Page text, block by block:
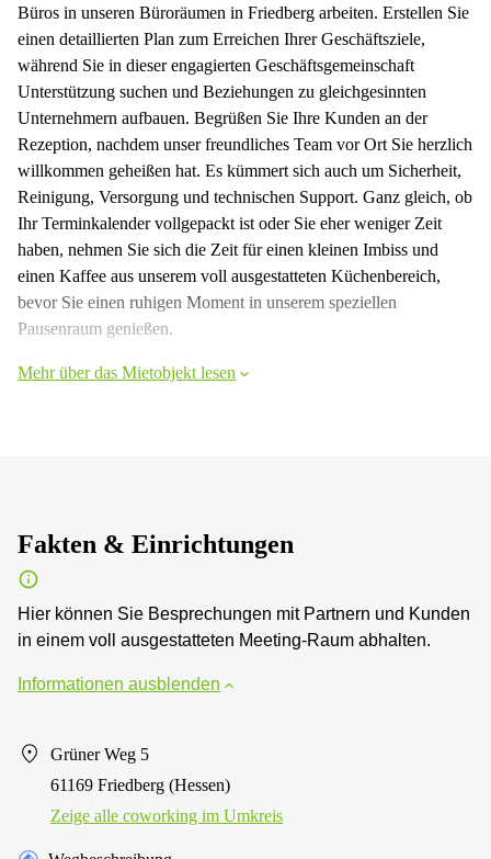
Büros in unseren Büroräumen in Friedberg arbeiten. Erstellen Sie
einen detaillierten Plan zum Erreichen Ihrer Geschäftsziele,
während Sie in dieser engagierten Geschäftsgemeinschaft
Unterstützung suchen und Beziehungen zu gleichgesinnten
Unternehmern aufbauen. Begrüßen Sie Ihre Kunden an der
Rezeption, nachdem unser freundliches Team vor Ort Sie herzlich
willkommen geheißen hat. Es kümmert sich auch um Sicherheit,
Reinigung, Versorgung und technischen Support. Ganz gleich, ob
Ihr Terminkalender vollgepackt ist oder Sie eher weniger Zeit
haben, nehmen Sie sich die Zeit für einen kleinen Imbiss und
einen Kaffee aus unserem voll ausgestatteten Küchenbereich,
bevor Sie einen ruhigen Moment in unserem speziellen
Pausenraum genießen.
Mehr über das Mietobjekt lesen
Fakten & Einrichtungen
Hier können Sie Besprechungen mit Partnern und Kunden
in einem voll ausgestatteten Meeting-Raum abhalten.
Informationen ausblenden
Grüner Weg 5
61169 Friedberg (Hessen)
Zeige alle сoworking im Umkreis